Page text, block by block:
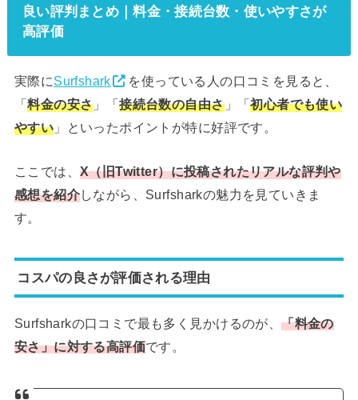
良い評判まとめ｜料金・接続台数・使いやすさが
高評価
実際にSurfshark
を使っている人の口コミを見ると、
「料金の安さ 」「接続台数の自由さ」「初心者でも使い
やすい 」といったポイントが特に好評です。
ここでは、 X（旧Twitter）に投稿されたリアルな評判や
感想を紹介しながら、Surfsharkの魅力を見ていきま
す。
コスパの良さが評価される理由
Surfsharkの口コミで最も多く見かけるのが、「料金の
安さ」に対する高評価です。